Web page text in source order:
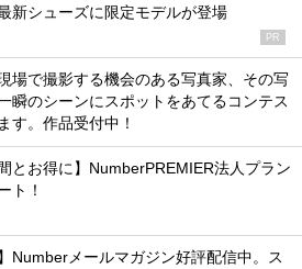
新シューズに限定モデルが登場
PR
場で撮影する機会のある写真家、その写
瞬のシーンにスポットをあてるコンテス
す。作品受付中！
とお得に】NumberPREMIER法人プラン
ト！
Numberメールマガジン好評配信中。ス